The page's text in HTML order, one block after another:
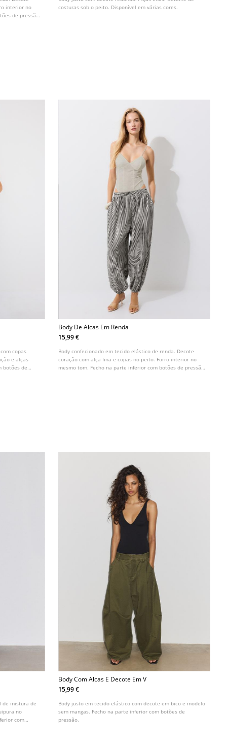
interior no
de pressão.
costuras sob o peito. Disponível em várias cores.
copas
e alças
botões de
Body De Alcas Em Renda
15,99 €
Body confecionado em tecido elástico de renda. Decote
coração com alça fina e copas no peito. Forro interior no
mesmo tom. Fecho na parte inferior com botões de pressão.
de mistura de
no
com
Body Com Alcas E Decote Em V
15,99 €
Body justo em tecido elástico com decote em bico e modelo
sem mangas. Fecho na parte inferior com botões de
pressão.